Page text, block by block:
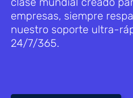
empresas, siempre
nuestro soporte ultra-
24/7/365.